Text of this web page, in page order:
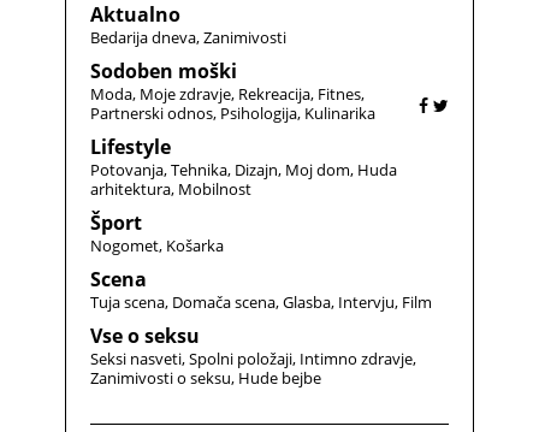
Aktualno
Bedarija dneva Zanimivosti
Sodoben moški
Moda Moje zdravje Rekreacija Fitnes
Partnerski odnos Psihologija Kulinarika
Lifestyle
Potovanja Tehnika Dizajn Moj dom Huda
arhitektura Mobilnost
Šport
Nogomet Košarka
Scena
Tuja scena Domača scena Glasba Intervju Film
Vse o seksu
Seksi nasveti Spolni položaji Intimno zdravje
Zanimivosti o seksu Hude bejbe